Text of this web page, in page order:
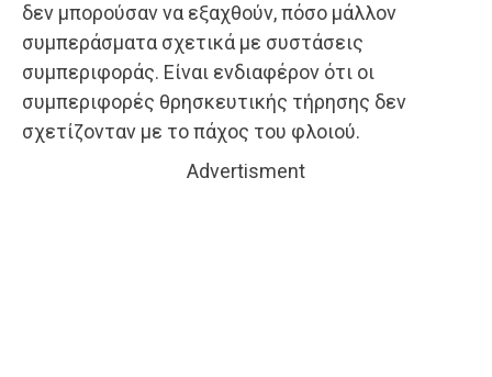
δεν μπορούσαν να εξαχθούν, πόσο μάλλον
συμπεράσματα σχετικά με συστάσεις
συμπεριφοράς. Είναι ενδιαφέρον ότι οι
συμπεριφορές θρησκευτικής τήρησης δεν
σχετίζονταν με το πάχος του φλοιού.
Advertisment